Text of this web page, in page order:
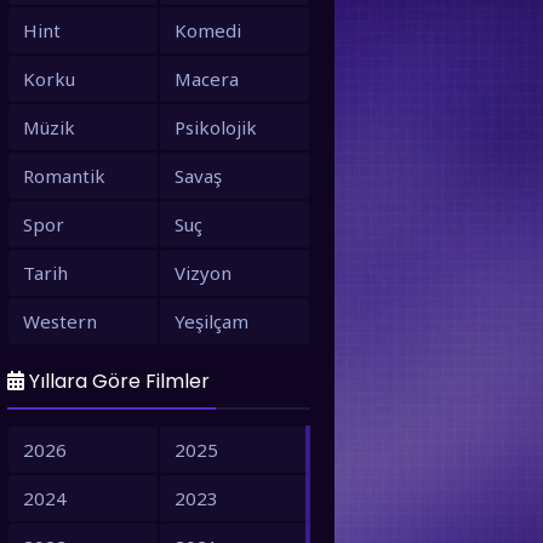
Hint
Komedi
Korku
Macera
Müzik
Psikolojik
Romantik
Savaş
Spor
Suç
Tarih
Vizyon
Western
Yeşilçam
Yıllara Göre Filmler
2026
2025
2024
2023